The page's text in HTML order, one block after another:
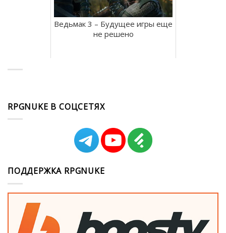
Ведьмак 3 – Будущее игры еще
не решено
RPGNUKE В СОЦСЕТЯХ
ПОДДЕРЖКА RPGNUKE